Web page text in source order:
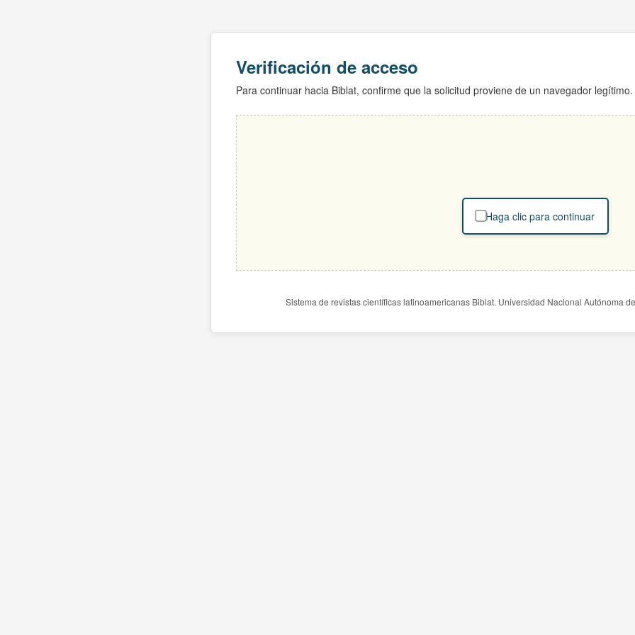
Verificación de acceso
Para continuar hacia Biblat, confirme que la solicitud proviene de un navegador legítimo.
Haga clic para continuar
Sistema de revistas científicas latinoamericanas Biblat. Universidad Nacional Autónoma